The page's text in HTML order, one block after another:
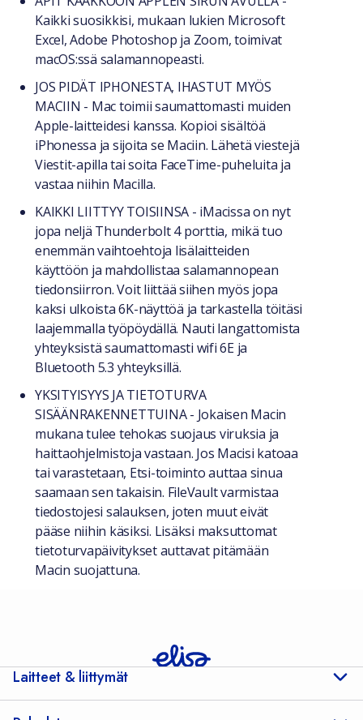
Kaikki suosikkisi, mukaan lukien Microsoft
Excel, Adobe Photoshop ja Zoom, toimivat
macOS:ssä salamannopeasti.
JOS PIDÄT IPHONESTA, IHASTUT MYÖS
MACIIN - Mac toimii saumattomasti muiden
Apple-laitteidesi kanssa. Kopioi sisältöä
iPhonessa ja sijoita se Maciin. Lähetä viestejä
Viestit-apilla tai soita FaceTime-puheluita ja
vastaa niihin Macilla.
KAIKKI LIITTYY TOISIINSA - iMacissa on nyt
jopa neljä Thunderbolt 4 porttia, mikä tuo
enemmän vaihtoehtoja lisälaitteiden
käyttöön ja mahdollistaa salamannopean
tiedonsiirron. Voit liittää siihen myös jopa
kaksi ulkoista 6K-näyttöä ja tarkastella töitäsi
laajemmalla työpöydällä. Nauti langattomista
yhteyksistä saumattomasti wifi 6E ja
Bluetooth 5.3 yhteyksillä.
YKSITYISYYS JA TIETOTURVA
SISÄÄNRAKENNETTUINA - Jokaisen Macin
mukana tulee tehokas suojaus viruksia ja
haittaohjelmistoja vastaan. Jos Macisi katoaa
tai varastetaan, Etsi-toiminto auttaa sinua
saamaan sen takaisin. FileVault varmistaa
tiedostojesi salauksen, joten muut eivät
pääse niihin käsiksi. Lisäksi maksuttomat
tietoturvapäivitykset auttavat pitämään
Macin suojattuna.
Laitteet & liittymät